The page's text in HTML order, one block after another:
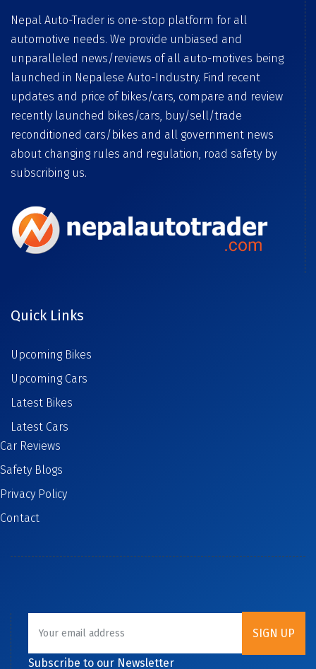
Nepal Auto-Trader is one-stop platform for all
automotive needs. We provide unbiased and
unparalleled news/reviews of all auto-motives being
launched in Nepalese Auto-Industry. Find recent
updates and price of bikes/cars, compare and review
recently launched bikes/cars, buy/sell/trade
reconditioned cars/bikes and all government news
about changing rules and regulation, road safety by
subscribing us.
Quick Links
Upcoming Bikes
Upcoming Cars
Latest Bikes
Latest Cars
Car Reviews
Safety Blogs
Privacy Policy
Contact
Subscribe to our Newsletter